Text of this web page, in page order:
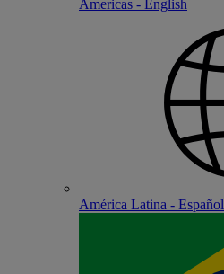
Americas - English
América Latina - Español